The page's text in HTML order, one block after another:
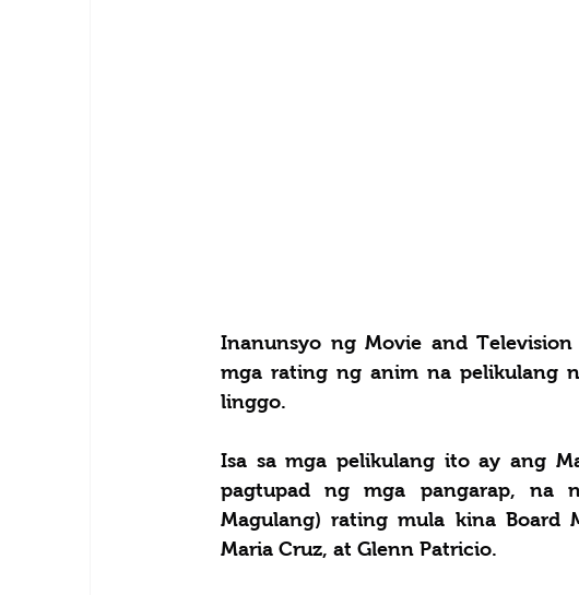
Inanunsyo ng Movie and Television
mga rating ng anim na pelikulang
linggo.
Isa sa mga pelikulang ito ay ang
pagtupad ng mga pangarap, na
Magulang) rating mula kina Board
Maria Cruz, at Glenn Patricio.